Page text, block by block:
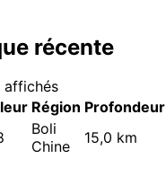
récente
affichés
Région Profondeur
Boli
Chine
15,0 km